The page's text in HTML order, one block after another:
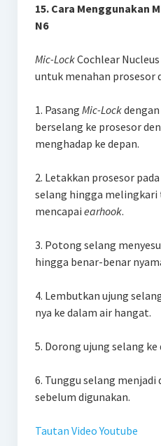
15. Cara Menggunakan
N6
Mic-LockCochlear
untuk menahan prosesor
1. Pasang Mic-Lock
berselang ke prosesor
menghadap ke depan.
2. Letakkan prosesor
selang hingga
mencapai earhook.
3. Potong selang
hingga benar-benar
4. Lembutkan ujung
nya ke dalam air hangat.
5. Dorong ujung selang ke
6. Tunggu selang
sebelum digunakan.
Tautan Video Youtube